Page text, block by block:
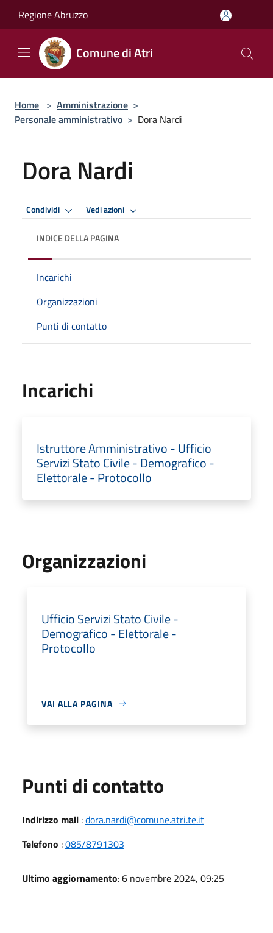
Regione Abruzzo
Comune di Atri
Home > Amministrazione >
Personale amministrativo > Dora Nardi
Dora Nardi
Condividi Vedi azioni
INDICE DELLA PAGINA
Incarichi
Organizzazioni
Punti di contatto
Incarichi
Istruttore Amministrativo - Ufficio
Servizi Stato Civile - Demografico -
Elettorale - Protocollo
Organizzazioni
Ufficio Servizi Stato Civile -
Demografico - Elettorale -
Protocollo
VAI ALLA PAGINA
Punti di contatto
Indirizzo mail :dora.nardi@comune.atri.te.it
Telefono :085/8791303
Ultimo aggiornamento: 6 novembre 2024, 09:25